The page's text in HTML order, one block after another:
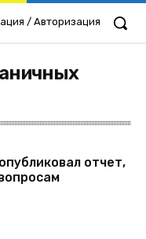
/ Авторизация
отчет,